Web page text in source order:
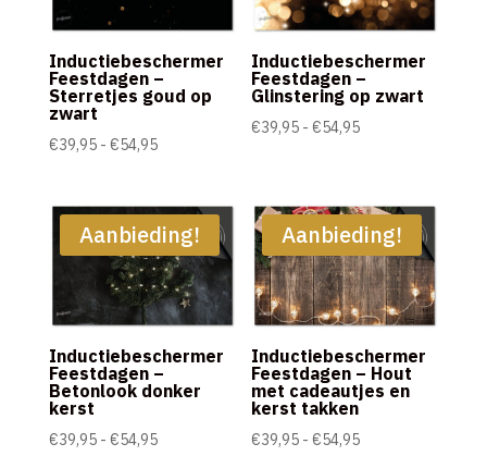
Inductiebeschermer
Feestdagen –
Sterretjes goud op
zwart
€39,95 - €54,95Prijsklasse:
€54,95
Inductiebeschermer
Feestdagen –
Glinstering op zwart
€39,95 - €54,95Prijsklasse:
€54,95
Aanbieding!
Inductiebeschermer
Feestdagen –
Betonlook donker
kerst
€39,95 - €54,95Prijsklasse:
Aanbieding!
Inductiebeschermer
Feestdagen – Hout
met cadeautjes en
kerst takken
€39,95 - €54,95Prijsklasse: